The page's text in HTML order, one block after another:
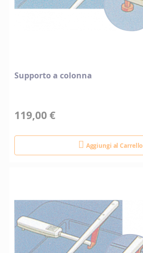
Supporto a colonna
119,00 €
Aggiungi al Carrello